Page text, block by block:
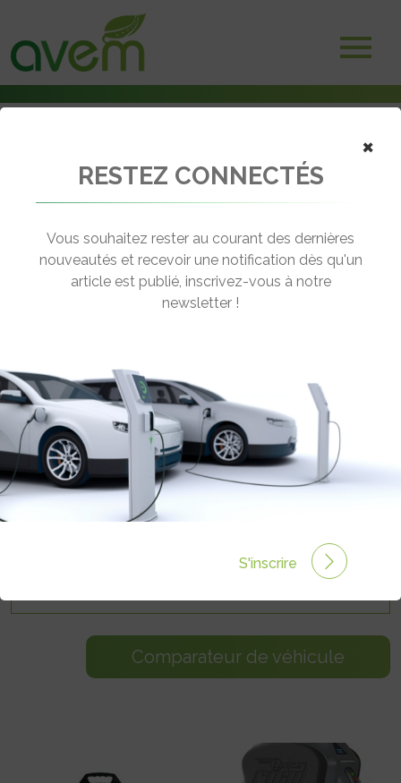
EDPM
Prix max. :
Comparateur de véhicule
×
RESTEZ CONNECTÉS
Vous souhaitez rester au courant des dernières
nouveautés et recevoir une notification dès qu'un
article est publié, inscrivez-vous à notre
newsletter !
S'inscrire